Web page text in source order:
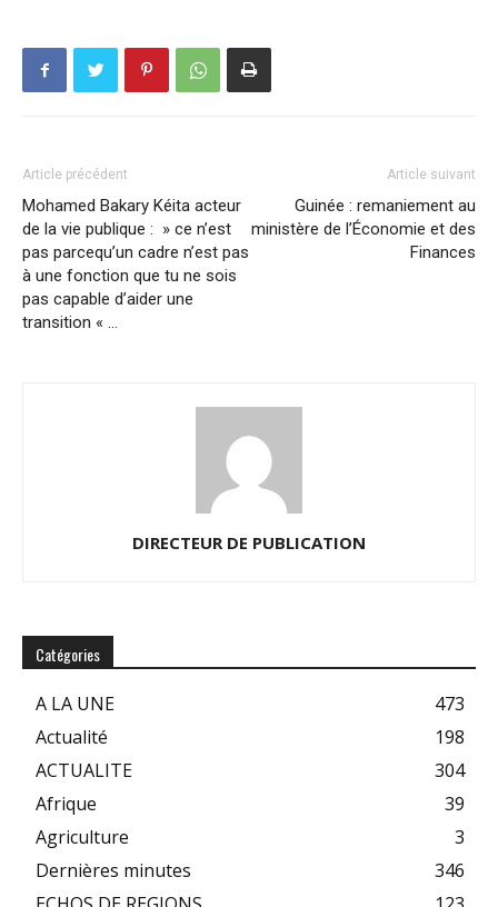
Article précédent
Mohamed Bakary Kéita acteur
de la vie publique : » ce n’est
pas parcequ’un cadre n’est pas
à une fonction que tu ne sois
pas capable d’aider une
transition « …
Article suivant
Guinée : remaniement au
ministère de l’Économie et des
Finances
DIRECTEUR DE PUBLICATION
Catégories
A LA UNE
473
Actualité
198
ACTUALITE
304
Afrique
39
Agriculture
3
Dernières minutes
346